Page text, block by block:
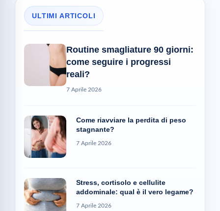
ULTIMI ARTICOLI
Routine smagliature 90 giorni:
come seguire i progressi
reali?
7 Aprile 2026
Come riavviare la perdita di peso
stagnante?
7 Aprile 2026
Stress, cortisolo e cellulite
addominale: qual è il vero legame?
7 Aprile 2026